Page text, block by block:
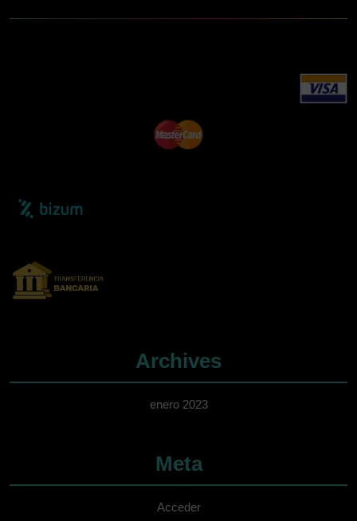
Archives
enero 2023
Meta
Acceder